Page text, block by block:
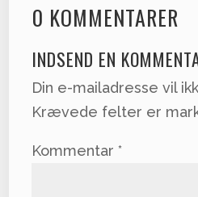
0 KOMMENTARER
INDSEND EN
Din e-mailadresse vil
Krævede felter er
Kommentar*